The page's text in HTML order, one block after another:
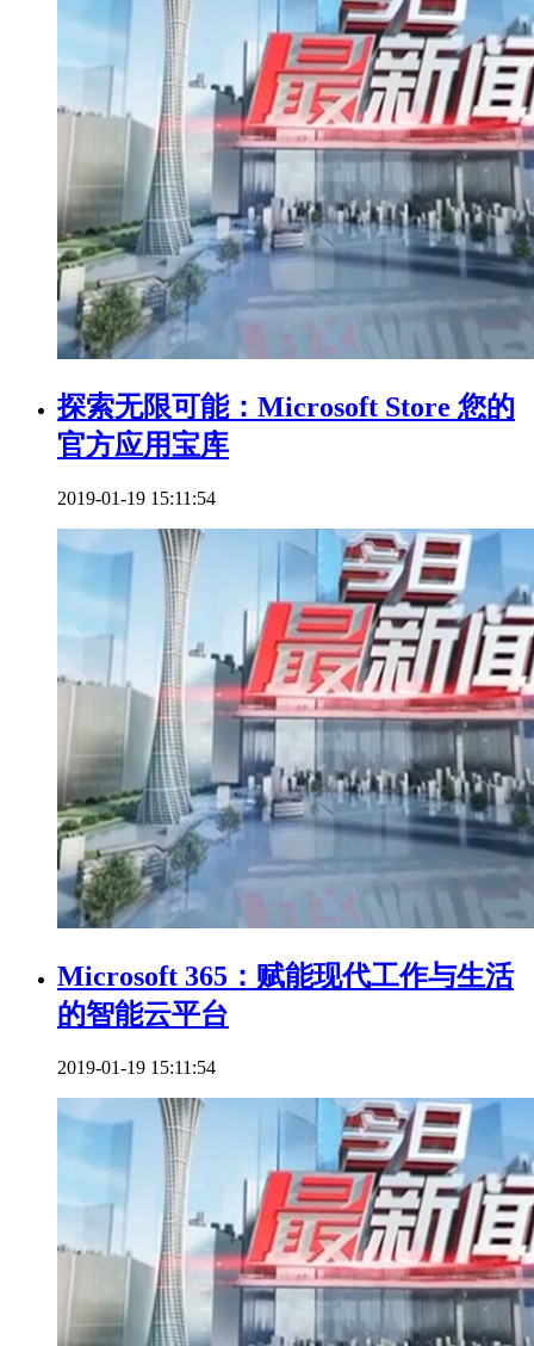
探索无限可能：Microsoft Store 您的
官方应用宝库
2019-01-19 15:11:54
Microsoft 365：赋能现代工作与生活
的智能云平台
2019-01-19 15:11:54